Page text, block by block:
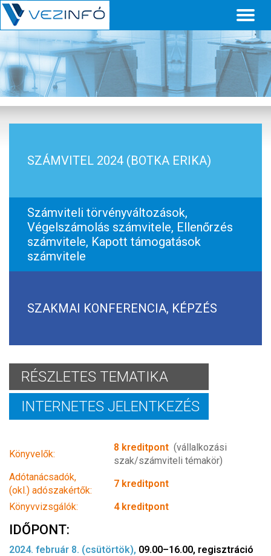
SZÁMVITEL 2024 (BOTKA ERIKA)
Számviteli törvényváltozások,
Végelszámolás számvitele, Ellenőrzés
számvitele, Kapott támogatások
számvitele
SZAKMAI KONFERENCIA, KÉPZÉS
RÉSZLETES TEMATIKA
INTERNETES JELENTKEZÉS
Könyvelők:
8 kreditpont (vállalkozási
szak/számviteli témakör)
Adótanácsadók,
(okl.) adószakértők:
7 kreditpont
Könyvvizsgálók:
4 kreditpont
IDŐPONT:
2024. február 8. (csütörtök), 09.00–16.00, regisztráció